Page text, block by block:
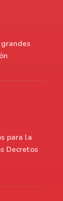
para la
Decretos